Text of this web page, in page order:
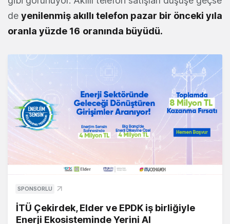
de yenilenmiş akıllı telefon pazar bir önceki yıla
oranla yüzde 16 oranında büyüdü.
SPONSORLU
İTÜ Çekirdek, Elder ve EPDK iş birliğiyle
Enerji Ekosisteminde Yerini Al